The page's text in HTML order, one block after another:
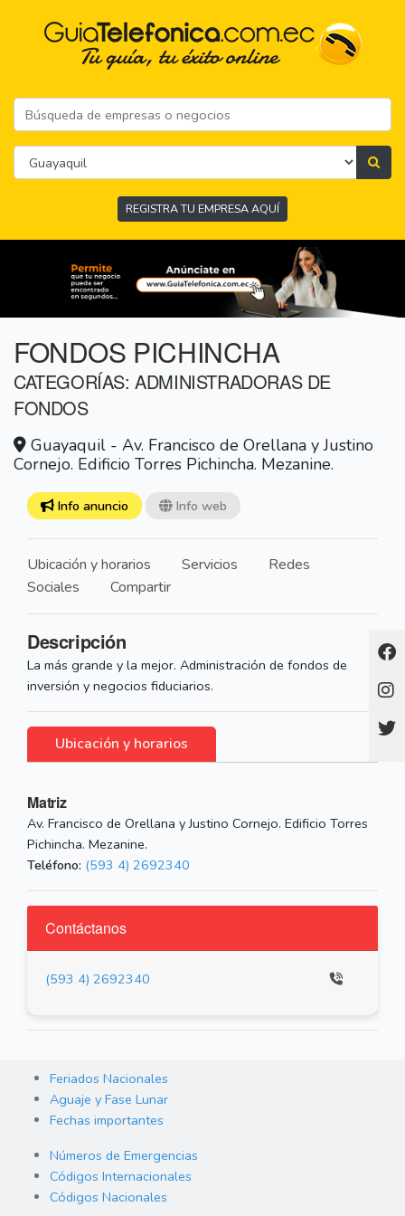
REGISTRA TU EMPRESA AQUÍ
FONDOS PICHINCHA
CATEGORÍAS: ADMINISTRADORAS DE
FONDOS
Guayaquil - Av. Francisco de Orellana y Justino
Cornejo. Edificio Torres Pichincha. Mezanine.
Info anuncio Info web
Ubicación y horarios Servicios
Redes
Sociales
Compartir
Descripción
La más grande y la mejor. Administración de fondos de
inversión y negocios fiduciarios.
Ubicación y horarios
Matriz
Av. Francisco de Orellana y Justino Cornejo. Edificio Torres
Pichincha. Mezanine.
Teléfono: (593 4) 2692340
Contáctanos
(593 4) 2692340
Feriados Nacionales
Aguaje y Fase Lunar
Fechas importantes
Números de Emergencias
Códigos Internacionales
Códigos Nacionales